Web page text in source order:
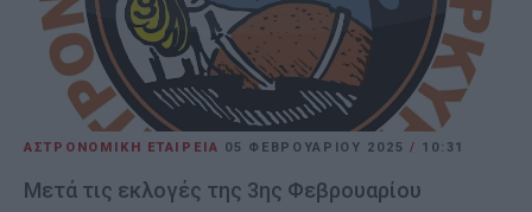
ΑΣΤΡΟΝΟΜΙΚΗ ΕΤΑΙΡΕΙΑ 05 ΦΕΒΡΟΥΑΡΊΟΥ 2025 / 10:31
Μετά τις εκλογές της 3ης Φεβρουαρίου